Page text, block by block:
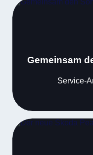
Gemeinsam
Service-